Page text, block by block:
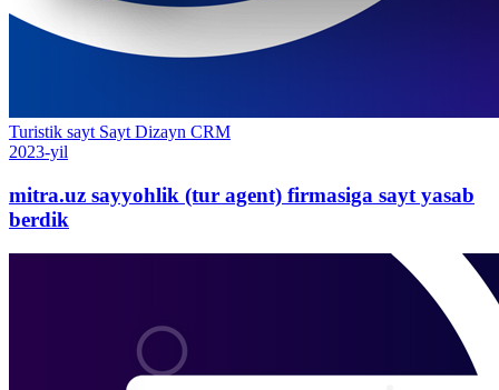
Turistik sayt Sayt Dizayn CRM
2023-yil
mitra.uz sayyohlik (tur agent) firmasiga sayt yasab
berdik